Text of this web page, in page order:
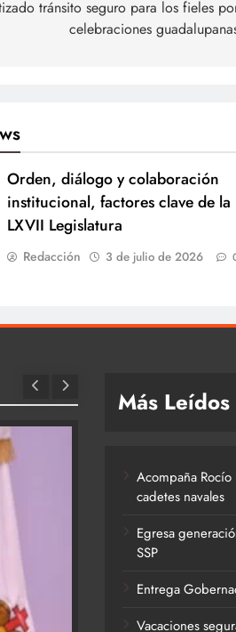
tránsito seguro para los fieles
celebraciones
Orden, diálogo y colaboración
institucional, factores clave de la
LXVII Legislatura
Redacción 3 de julio de 2026
Más Leídos
Acompaña
cadetes navales
Egresa
SSP
Entrega
Vacaciones